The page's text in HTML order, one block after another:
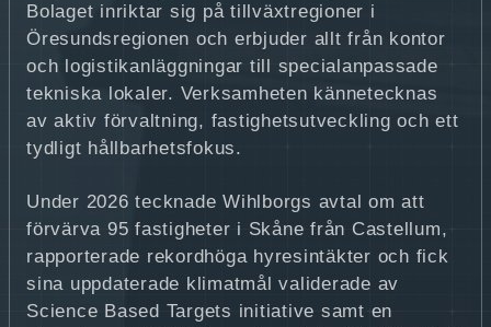
Bolaget inriktar sig på tillväxtregioner i
Öresundsregionen och erbjuder allt från kontor
och logistikanläggningar till specialanpassade
tekniska lokaler. Verksamheten kännetecknas
av aktiv förvaltning, fastighetsutveckling och ett
tydligt hållbarhetsfokus.
Under 2026 tecknade Wihlborgs avtal om att
förvärva 95 fastigheter i Skåne från Castellum,
rapporterade rekordhöga hyresintäkter och fick
sina uppdaterade klimatmål validerade av
Science Based Targets initiative samt en